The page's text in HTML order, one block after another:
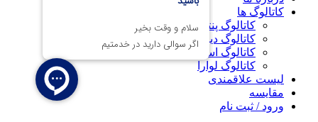
کاتالوگ ها
کاتالوگ پنتاکس
کاتالوگ دیزل ساز
کاتالوگ استریم
کاتالوگ لوارا
لیست علاقمندی
مقایسه
ورود / ثبت نام